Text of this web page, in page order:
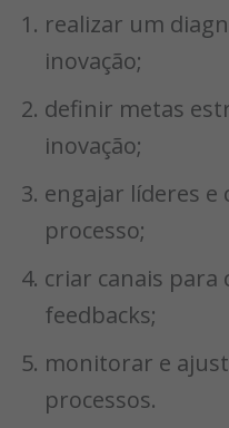
realizar um
inovação;
definir metas
inovação;
engajar líderes e
processo;
criar canais para
feedbacks;
monitorar e
processos.